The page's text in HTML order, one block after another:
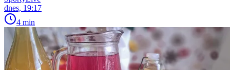
dnes, 19:17
4 min